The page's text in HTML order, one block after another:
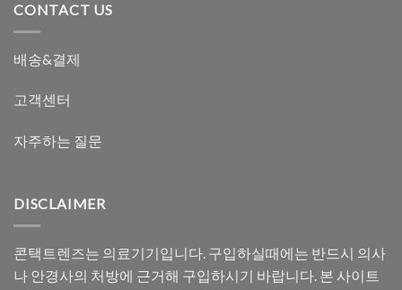
CONTACT US
배송&결제
고객센터
자주하는 질문
DISCLAIMER
콘택트렌즈는 의료기기입니다. 구입하실때에는 반드시 의사
나 안경사의 처방에 근거해 구입하시기 바랍니다. 본 사이트